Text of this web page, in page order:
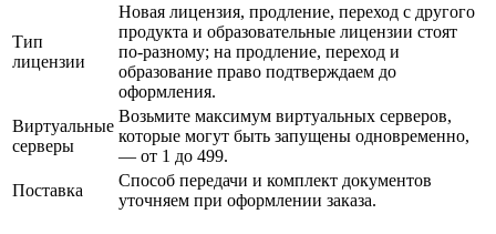
Тип
лицензии
Новая лицензия, продление, переход с другого
продукта и образовательные лицензии стоят
по-разному; на продление, переход и
образование право подтверждаем до
оформления.
Виртуальные
серверы
Возьмите максимум виртуальных серверов,
которые могут быть запущены одновременно,
— от 1 до 499.
Поставка
Способ передачи и комплект документов
уточняем при оформлении заказа.